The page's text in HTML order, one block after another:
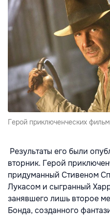
Герой приключенческих
Результаты его были
вторник. Герой
придуманный Стивеном
Лукасом и сыгранный
занявшего лишь второе
Бонда, созданного